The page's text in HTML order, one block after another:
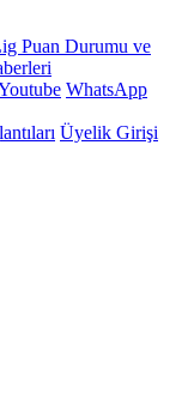
Puan Durumu ve
WhatsApp
Üyelik Girişi